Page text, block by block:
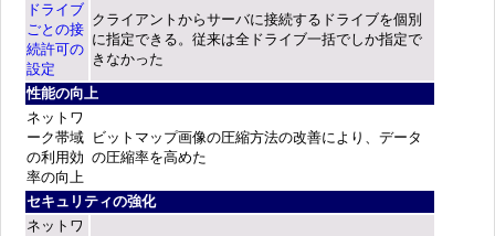
ドライブ
ごとの接
続許可の
設定
クライアントからサーバに接続するドライブを個別
に指定できる。従来は全ドライブ一括でしか指定で
きなかった
性能の向上
ネットワ
ーク帯域
の利用効
率の向上
ビットマップ画像の圧縮方法の改善により、データ
の圧縮率を高めた
セキュリティの強化
ネットワ